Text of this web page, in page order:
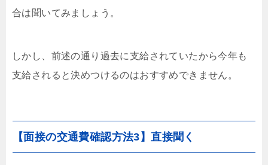
合は聞いてみましょう。
しかし、前述の通り過去に支給されていたから今年も
支給されると決めつけるのはおすすめできません。
【面接の交通費確認方法3】直接聞く